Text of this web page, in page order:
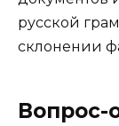
русской
склонении
Вопрос-